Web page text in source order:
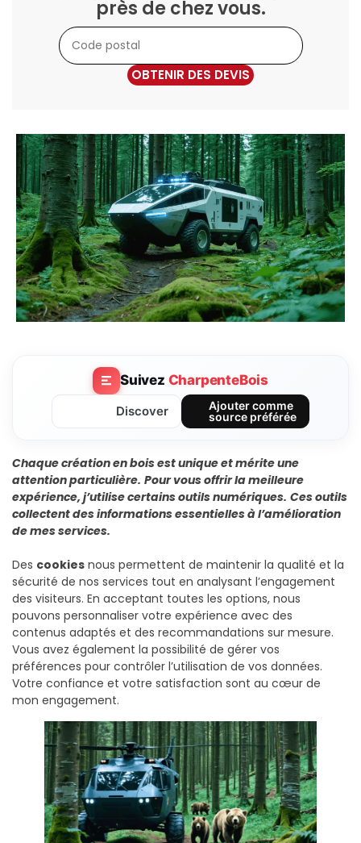
près de chez vous.
OBTENIR DES DEVIS
Suivez CharpenteBois
Discover
Ajouter comme
source préférée
Chaque création en bois est unique et mérite une
attention particulière. Pour vous offrir la meilleure
expérience, j’utilise certains outils numériques. Ces outils
collectent des informations essentielles à l’amélioration
de mes services.
Des cookies nous permettent de maintenir la qualité et la
sécurité de nos services tout en analysant l’engagement
des visiteurs. En acceptant toutes les options, nous
pouvons personnaliser votre expérience avec des
contenus adaptés et des recommandations sur mesure.
Vous avez également la possibilité de gérer vos
préférences pour contrôler l’utilisation de vos données.
Votre confiance et votre satisfaction sont au cœur de
mon engagement.